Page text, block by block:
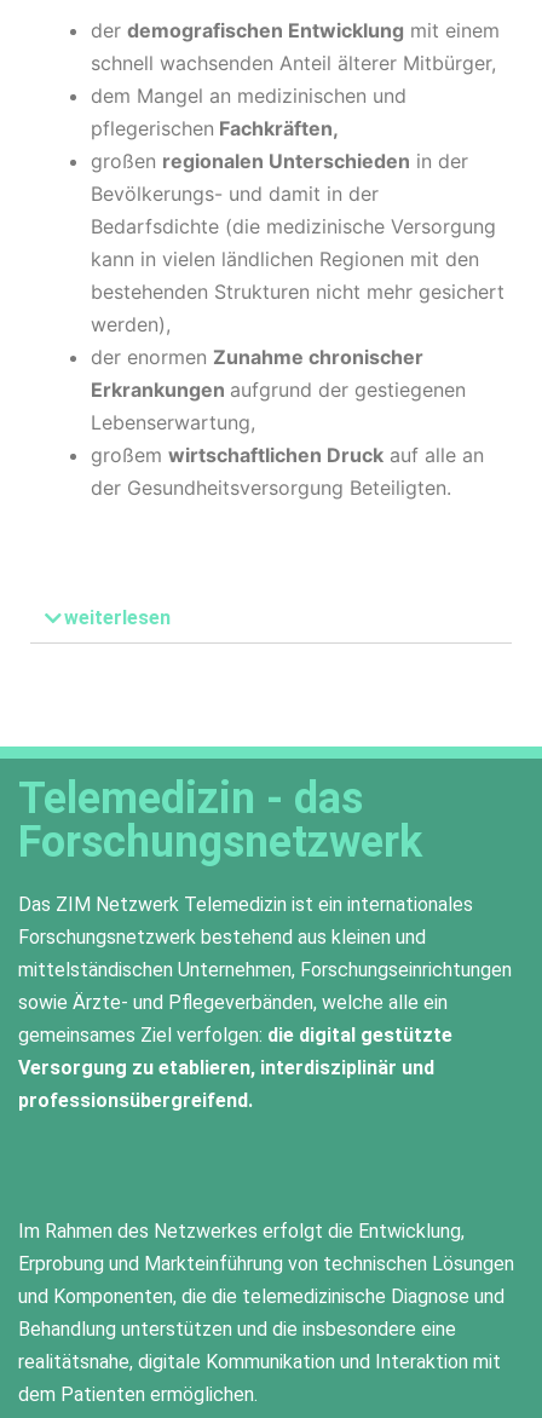
der demografischen Entwicklung mit einem
schnell wachsenden Anteil älterer Mitbürger,
dem Mangel an medizinischen und
pflegerischen Fachkräften,
großen regionalen Unterschieden in der
Bevölkerungs- und damit in der
Bedarfsdichte (die medizinische Versorgung
kann in vielen ländlichen Regionen mit den
bestehenden Strukturen nicht mehr gesichert
werden),
der enormen Zunahme chronischer
Erkrankungen aufgrund der gestiegenen
Lebenserwartung,
großem wirtschaftlichen Druck auf alle an
der Gesundheitsversorgung Beteiligten.
weiterlesen
Telemedizin - das
Forschungsnetzwerk
Das ZIM Netzwerk Telemedizin ist ein internationales
Forschungsnetzwerk bestehend aus kleinen und
mittelständischen Unternehmen, Forschungseinrichtungen
sowie Ärzte- und Pflegeverbänden, welche alle ein
gemeinsames Ziel verfolgen: die digital gestützte
Versorgung zu etablieren, interdisziplinär und
professionsübergreifend.
Im Rahmen des Netzwerkes erfolgt die Entwicklung,
Erprobung und Markteinführung von technischen Lösungen
und Komponenten, die die telemedizinische Diagnose und
Behandlung unterstützen und die insbesondere eine
realitätsnahe, digitale Kommunikation und Interaktion mit
dem Patienten ermöglichen.